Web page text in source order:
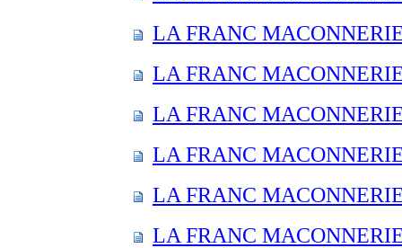
LA FRANC
LA FRANC
LA FRANC
LA FRANC
LA FRANC
LA FRANC